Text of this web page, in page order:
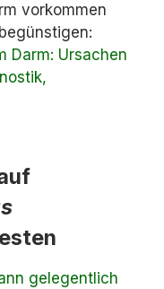
vorkommen
Darm: Ursachen
gelegentlich